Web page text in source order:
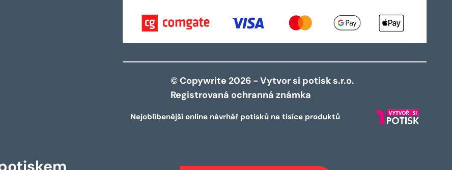
© Copywrite 2026 - Vytvor si potisk s.r.o.
Registrovaná ochranná známka
Nejoblíbenější online návrhář potisků na tisíce produktů